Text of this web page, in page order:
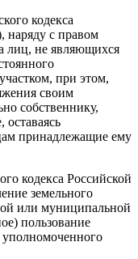
кодекса
наряду с правом
лиц, не являющихся
при этом,
своим
собственнику,
принадлежащие ему
кодекса Российской
земельного
или муниципальной
пользование
уполномоченного